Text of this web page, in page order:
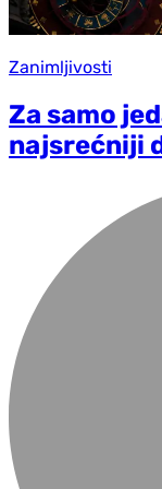
Zanimljivosti
Za samo
najsrećniji